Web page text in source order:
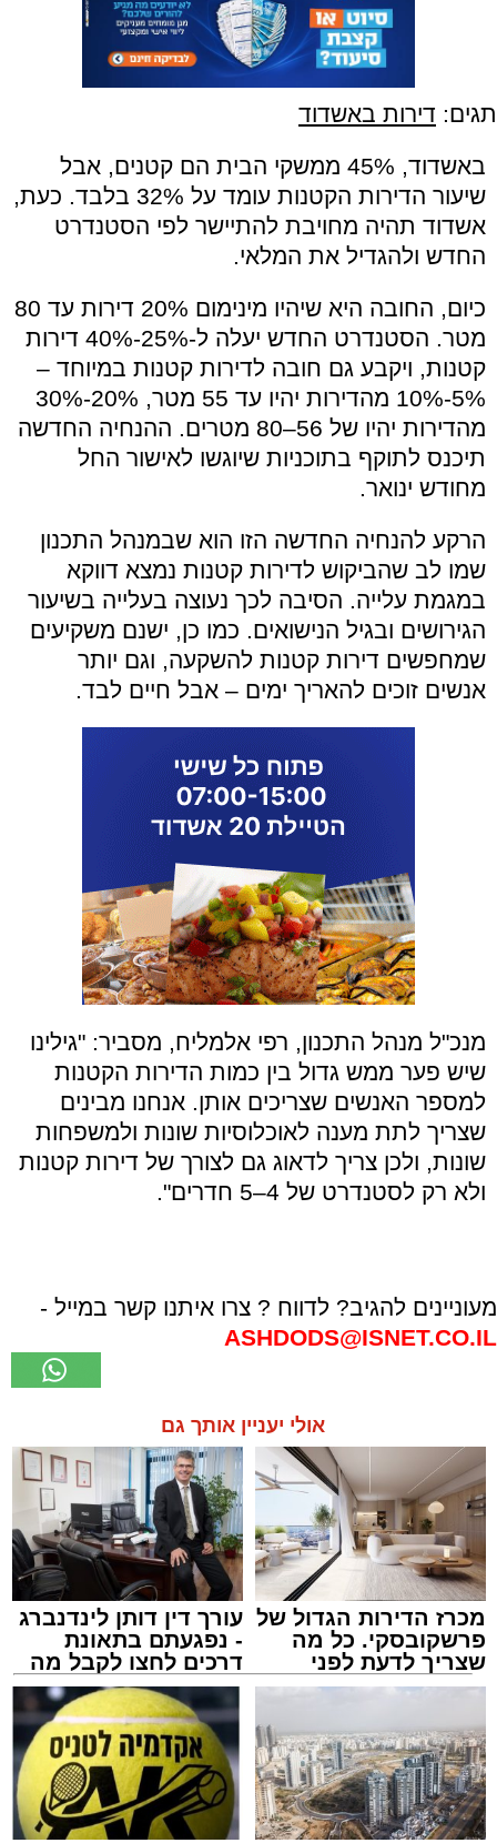
תגים: דירות באשדוד
באשדוד, 45% ממשקי הבית הם קטנים, אבל
שיעור הדירות הקטנות עומד על 32% בלבד. כעת,
אשדוד תהיה מחויבת להתיישר לפי הסטנדרט
החדש ולהגדיל את המלאי.
כיום, החובה היא שיהיו מינימום 20% דירות עד 80
מטר. הסטנדרט החדש יעלה ל-25%-40% דירות
קטנות, ויקבע גם חובה לדירות קטנות במיוחד –
5%-10% מהדירות יהיו עד 55 מטר, 20%-30%
מהדירות יהיו של 56–80 מטרים. ההנחיה החדשה
תיכנס לתוקף בתוכניות שיוגשו לאישור החל
מחודש ינואר.
הרקע להנחיה החדשה הזו הוא שבמנהל התכנון
שמו לב שהביקוש לדירות קטנות נמצא דווקא
במגמת עלייה. הסיבה לכך נעוצה בעלייה בשיעור
הגירושים ובגיל הנישואים. כמו כן, ישנם משקיעים
שמחפשים דירות קטנות להשקעה, וגם יותר
אנשים זוכים להאריך ימים – אבל חיים לבד.
מנכ"ל מנהל התכנון, רפי אלמליח, מסביר: "גילינו
שיש פער ממש גדול בין כמות הדירות הקטנות
למספר האנשים שצריכים אותן. אנחנו מבינים
שצריך לתת מענה לאוכלוסיות שונות ולמשפחות
שונות, ולכן צריך לדאוג גם לצורך של דירות קטנות
ולא רק לסטנדרט של 4–5 חדרים".
מעוניינים להגיב? לדווח ? צרו איתנו קשר במייל -
ASHDODS@ISNET.CO.IL
אולי יעניין אותך גם
מכרז הדירות הגדול של
פרשקובסקי. כל מה
שצריך לדעת לפני
שמגישים הצעה לדירה
עורך דין דותן לינדנברג
- נפגעתם בתאונת
דרכים לחצו לקבל מה
שמגיע לכם